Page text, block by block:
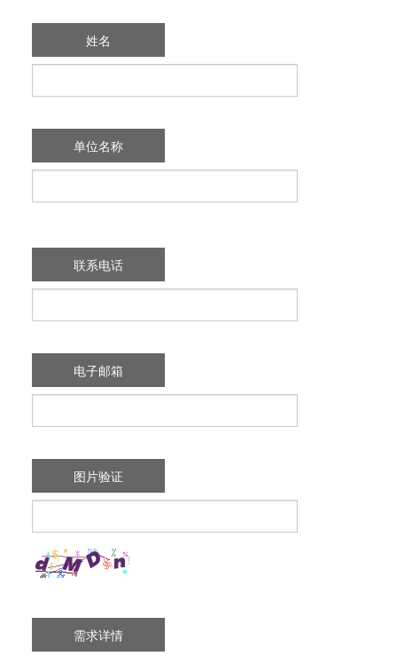
姓名
单位名称
联系电话
电子邮箱
图片验证
需求详情